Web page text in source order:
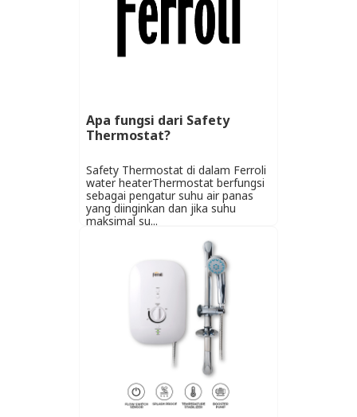
Apa fungsi dari Safety
Thermostat?
Safety Thermostat di dalam Ferroli
water heaterThermostat berfungsi
sebagai pengatur suhu air panas
yang diinginkan dan jika suhu
maksimal su...